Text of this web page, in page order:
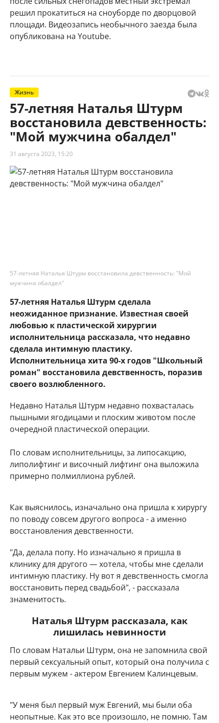
решил прокатиться на сноуборде по дворцовой
площади. Видеозапись необычного заезда была
опубликована на Youtube.
Жизнь
57-летняя Наталья Штурм
восстановила девственность:
"Мой мужчина обалдел"
31 августа 2023, 15:20
57-летняя Наталья Штурм восстановила девственность: "Мой
мужчина обалдел"
57-летняя Наталья Штурм сделала
неожиданное признание. Известная своей
любовью к пластической хирургии
исполнительница рассказала, что недавно
сделала интимную пластику.
Исполнительница хита 90-х годов "Школьный
роман" восстановила девственность, поразив
своего возлюбленного.
Недавно Наталья Штурм недавно похвасталась
пышными ягодицами и плоским животом после
очередной пластической операции.
По словам исполнительницы, за липосакцию,
липолифтинг и височный лифтинг она выложила
примерно полмиллиона рублей.
Как выяснилось, изначально она пришла к хирургу
по поводу совсем другого вопроса - а именно
восстановления девственности.
"Да, делала попу. Но изначально я пришла в
клинику для другого — хотела, чтобы мне сделали
интимную пластику. Ну вот я девственность смогла
восстановить перед свадьбой", - рассказала
знаменитость.
Наталья Штурм рассказала, как
лишилась невинности
По словам Натальи Штурм, она не запомнила свой
первый сексуальный опыт, который она получила с
первым мужем - актером Евгением Калинцевым.
"У меня был первый муж Евгений, мы были оба
неопытные. Как это все произошло, не помню. Там